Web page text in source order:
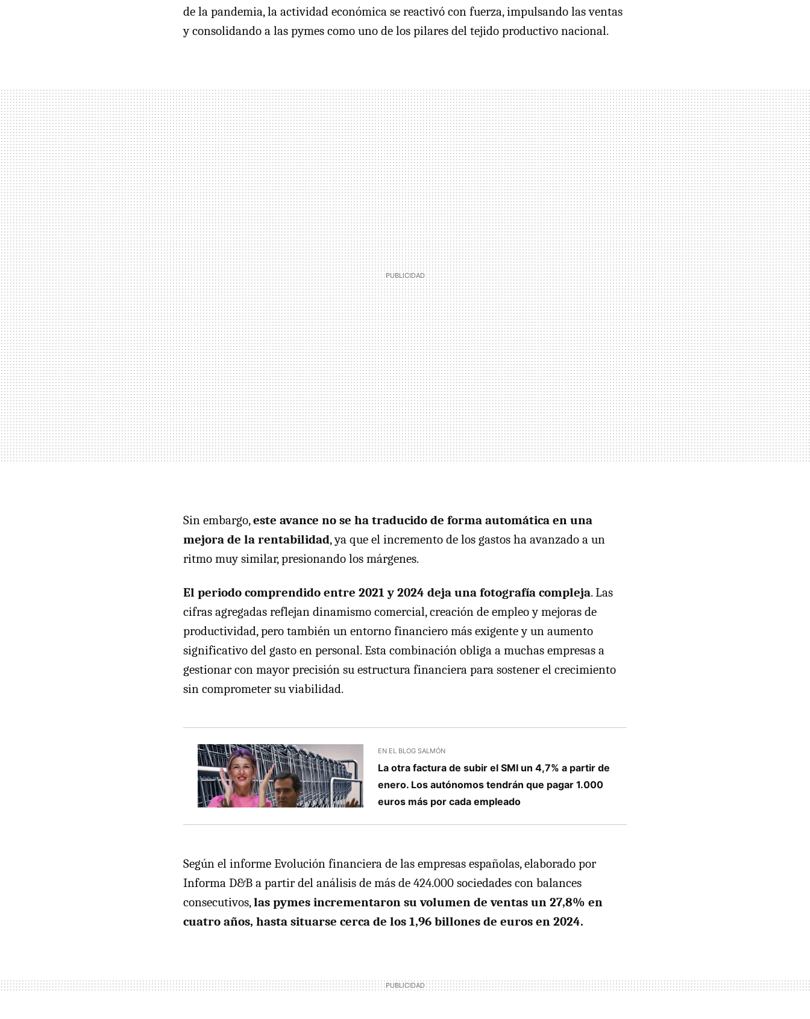
de la pandemia, la actividad económica se reactivó con fuerza, impulsando las ventas
y consolidando a las pymes como uno de los pilares del tejido productivo nacional.
Sin embargo,este avance no se ha traducido de forma automática en una
mejora de la rentabilidad, ya que el incremento de los gastos ha avanzado a un
ritmo muy similar, presionando los márgenes.
El periodo comprendido entre 2021 y 2024 deja una fotografía compleja. Las
cifras agregadas reflejan dinamismo comercial, creación de empleo y mejoras de
productividad, pero también un entorno financiero más exigente y un aumento
significativo del gasto en personal. Esta combinación obliga a muchas empresas a
gestionar con mayor precisión su estructura financiera para sostener el crecimiento
sin comprometer su viabilidad.
EN EL BLOG SALMÓN
La otra factura de subir el SMI un 4,7% a partir de
enero. Los autónomos tendrán que pagar 1.000
euros más por cada empleado
Según el informe Evolución financiera de las empresas españolas, elaborado por
Informa D&B a partir del análisis de más de 424.000 sociedades con balances
consecutivos,las pymes incrementaron su volumen de ventas un 27,8% en
cuatro años, hasta situarse cerca de los 1,96 billones de euros en 2024.